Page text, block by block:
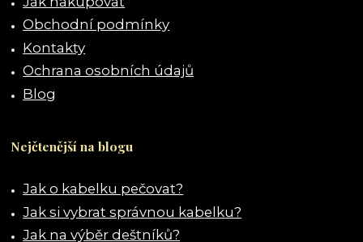
Obchodní podmínky
Kontakty
Ochrana osobních údajů
Blog
Nejčtenější na blogu
Jak o kabelku pečovat?
Jak si vybrat správnou kabelku?
Jak na výběr deštníků?